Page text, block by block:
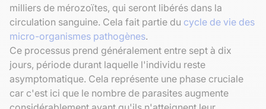
milliers de mérozoïtes, qui seront libérés dans la
circulation sanguine. Cela fait partie du cycle de vie des
micro-organismes pathogènes.
Ce processus prend généralement entre sept à dix
jours, période durant laquelle l'individu reste
asymptomatique. Cela représente une phase cruciale
car c'est ici que le nombre de parasites augmente